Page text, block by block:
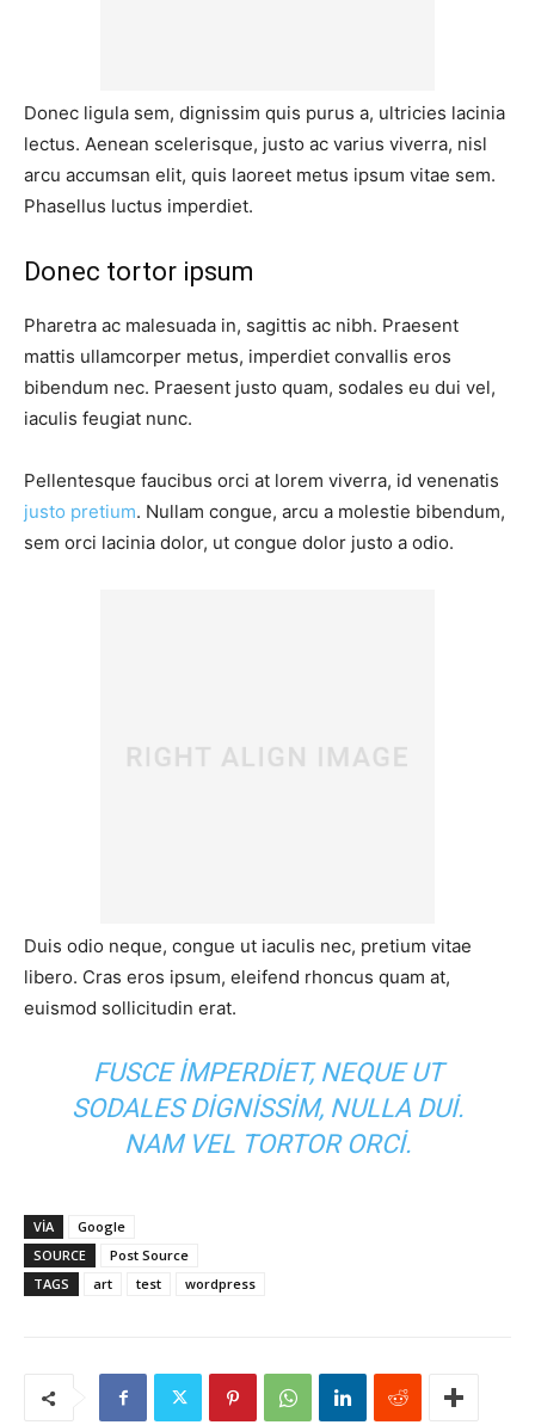
Donec ligula sem, dignissim quis purus a, ultricies lacinia
lectus. Aenean scelerisque, justo ac varius viverra, nisl
arcu accumsan elit, quis laoreet metus ipsum vitae sem.
Phasellus luctus imperdiet.
Donec tortor ipsum
Pharetra ac malesuada in, sagittis ac nibh. Praesent
mattis ullamcorper metus, imperdiet convallis eros
bibendum nec. Praesent justo quam, sodales eu dui vel,
iaculis feugiat nunc.
Pellentesque faucibus orci at lorem viverra, id venenatis
justo pretium. Nullam congue, arcu a molestie bibendum,
sem orci lacinia dolor, ut congue dolor justo a odio.
Duis odio neque, congue ut iaculis nec, pretium vitae
libero. Cras eros ipsum, eleifend rhoncus quam at,
euismod sollicitudin erat.
FUSCE IMPERDIET, NEQUE UT
SODALES DIGNISSIM, NULLA DUI.
NAM VEL TORTOR ORCI.
VIA
Google
SOURCE
Post Source
TAGS
art test wordpress